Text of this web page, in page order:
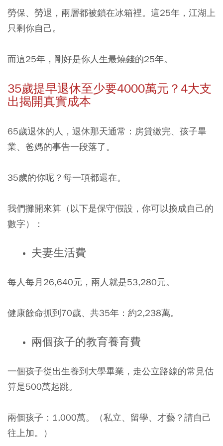
勞保、勞退，兩層都被鎖在冰箱裡。這25年，江湖上
只剩你自己。
而這25年，剛好是你人生最燒錢的25年。
35歲提早退休至少要4000萬元？4大支
出揭開真實成本
65歲退休的人，退休那天通常：房貸繳完、孩子畢
業、爸媽的事告一段落了。
35歲的你呢？每一項都還在。
我們攤開來算（以下是保守假設，你可以換成自己的
數字）：
夫妻生活費
每人每月26,640元，兩人就是53,280元。
健康餘命抓到70歲、共35年：約2,238萬。
兩個孩子的教育養育費
一個孩子從出生養到大學畢業，走公立路線的常見估
算是500萬起跳。
兩個孩子：1,000萬。（私立、留學、才藝？請自己
往上加。）